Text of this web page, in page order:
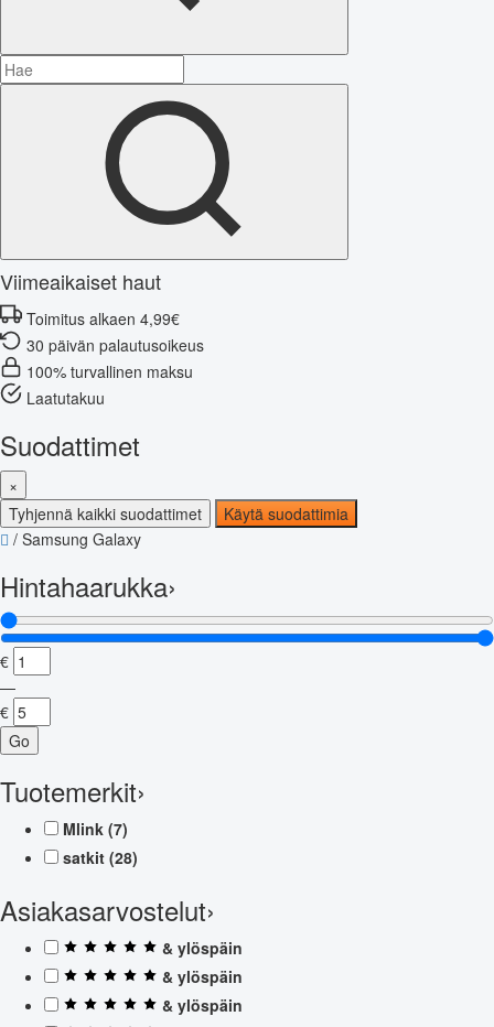
Viimeaikaiset haut
Toimitus alkaen 4,99€
30 päivän palautusoikeus
100% turvallinen maksu
Laatutakuu
Suodattimet
×
Tyhjennä kaikki suodattimet
Käytä suodattimia
/ Samsung Galaxy
Hintahaarukka›
€
—
€
Go
Tuotemerkit›
Mlink (7)
satkit (28)
Asiakasarvostelut›
& ylöspäin
& ylöspäin
& ylöspäin